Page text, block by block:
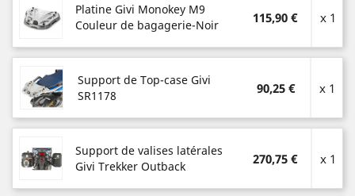
Platine Givi Monokey M9
Couleur de bagagerie-Noir
115,90 € x 1
Support de Top-case Givi
SR1178
90,25 € x 1
Support de valises latérales
Givi Trekker Outback
270,75 € x 1